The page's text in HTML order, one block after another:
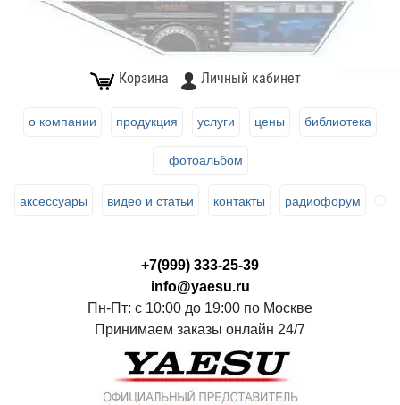
Корзина Личный кабинет
о компании продукция услуги цены библиотека
фотоальбом
аксессуары видео и статьи контакты радиофорум
+7(999) 333-25-39
info@yaesu.ru
Пн-Пт: с 10:00 до 19:00 по Москве
Принимаем заказы онлайн 24/7